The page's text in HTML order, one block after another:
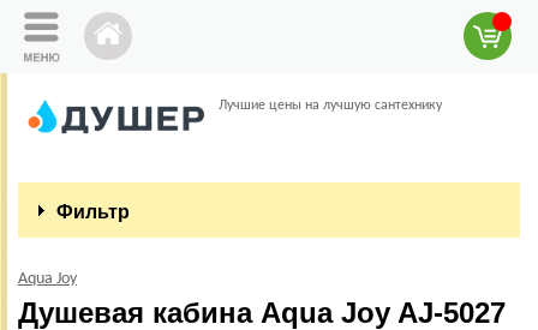
Лучшие цены на лучшую сантехнику
Фильтр
Aqua Joy
Душевая кабина Aqua Joy AJ-5027